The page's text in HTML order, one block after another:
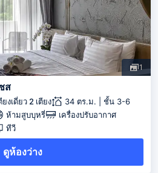
1
ส
งเดี่ยว 2 เตียง
34 ตร.ม. | ชั้น 3-6
ห้ามสูบบุหรี่
เครื่องปรับอากาศ
ทีวี
ดูห้องว่าง